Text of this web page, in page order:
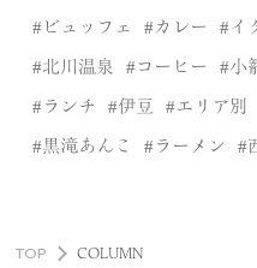
ビュッフェ カレー イ
北川温泉 コーヒー 小
ランチ 伊豆 エリア別
黒滝あんこ ラーメン
TOP COLUMN